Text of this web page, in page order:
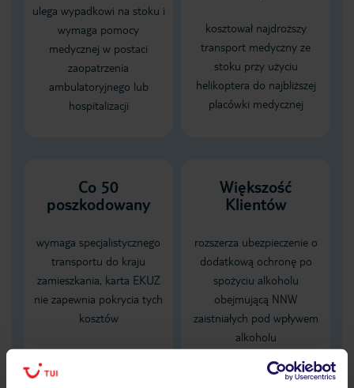
ulega wypadkowi na stoku i
wymaga pomocy
medycznej w postaci
zaopatrzenia
ambulatoryjnego lub
hospitalizacji
kosztował najdroższy
transport medyczny ze
stoku przy użyciu
helikoptera do najbliższej
placówki medycznej
Co 50
poszkodowany
wymaga specjalistycznego
transportu do kraju
zamieszkania, karta EKUZ
nie zapewnia pokrycia tych
kosztów
Większość
Klientów
rozszerza ubezpieczenie o
dodatkową ochronę po
spożyciu alkoholu
obejmującą NNW
zaistniałych pod wpływem
alkoholu